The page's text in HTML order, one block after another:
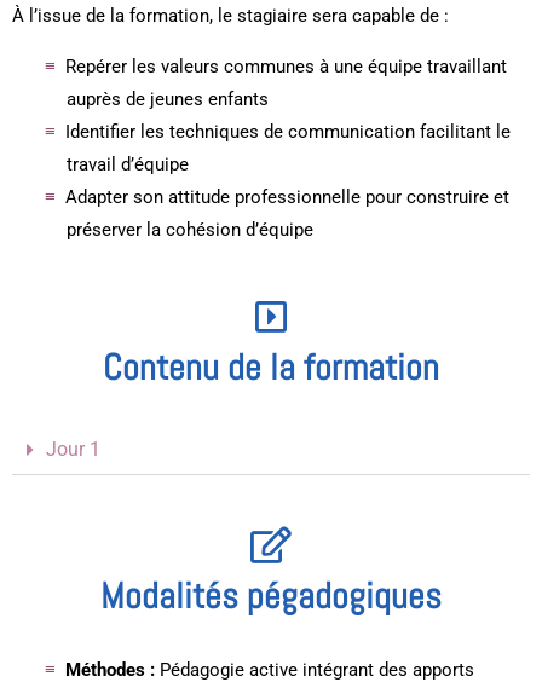
À l’issue de la formation, le stagiaire sera capable de :
Repérer les valeurs communes à une équipe travaillant
auprès de jeunes enfants
Identifier les techniques de communication facilitant le
travail d’équipe
Adapter son attitude professionnelle pour construire et
préserver la cohésion d’équipe
Contenu de la formation
Jour 1
Modalités pégadogiques
Méthodes : Pédagogie active intégrant des apports